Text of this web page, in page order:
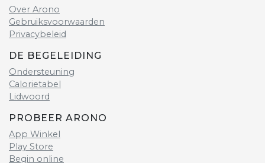
Over Arono
Gebruiksvoorwaarden
Privacybeleid
DE BEGELEIDING
Ondersteuning
Calorietabel
Lidwoord
PROBEER ARONO
App Winkel
Play Store
Begin online